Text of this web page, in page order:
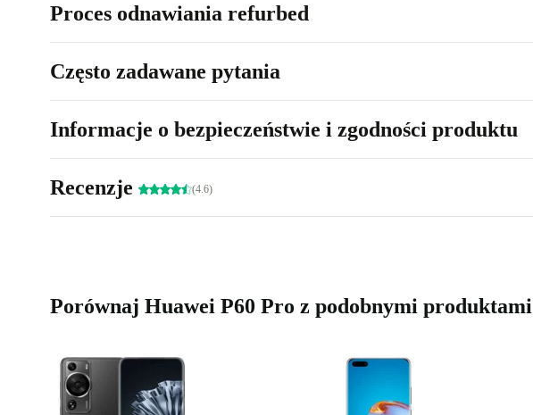
Proces odnawiania refurbed
Często zadawane pytania
Informacje o bezpieczeństwie i zgodności produktu
Recenzje (4.6)
Porównaj Huawei P60 Pro z podobnymi produktami